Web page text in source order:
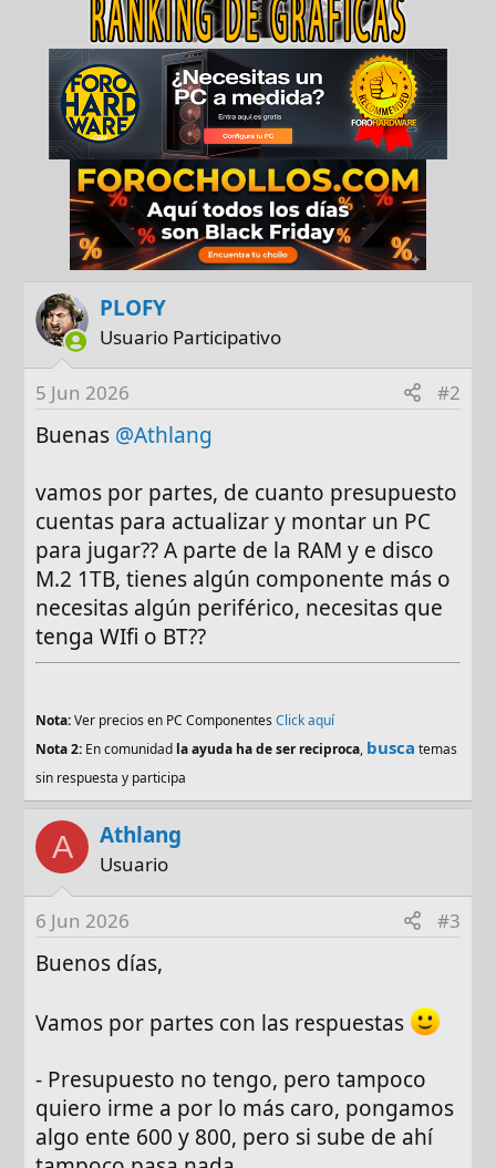
PLOFY
Usuario Participativo
5 Jun 2026 #2
Buenas @Athlang
vamos por partes, de cuanto presupuesto
cuentas para actualizar y montar un PC
para jugar?? A parte de la RAM y e disco
M.2 1TB, tienes algún componente más o
necesitas algún periférico, necesitas que
tenga WIfi o BT??
Nota:Ver precios en PC ComponentesClick aquí
Nota 2: En comunidad la ayuda ha de ser reciproca, busca temas
sin respuesta y participa
A Athlang
Usuario
6 Jun 2026 #3
Buenos días,
Vamos por partes con las respuestas
- Presupuesto no tengo, pero tampoco
quiero irme a por lo más caro, pongamos
algo ente 600 y 800, pero si sube de ahí